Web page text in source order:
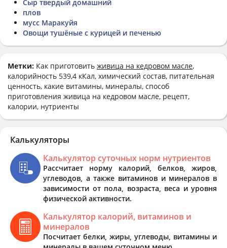
Сыр твердый домашний
плов
мусс Маракуйя
Овощи тушёные с курицей и печенью
Метки: Как приготовить живица на кедровом масле,
калорийность 539,4 кКал, химический состав, питательная
ценность, какие витамины, минералы, способ
приготовления живица на кедровом масле, рецепт,
калории, нутриенты
Калькуляторы
Калькулятор суточных норм нутриентов
Рассчитает норму калорий, белков, жиров,
углеводов, а также витаминов и минералов в
зависимости от пола, возраста, веса и уровня
физической активности.
Калькулятор калорий, витаминов и
минералов
Посчитает белки, жиры, углеводы, витамины и